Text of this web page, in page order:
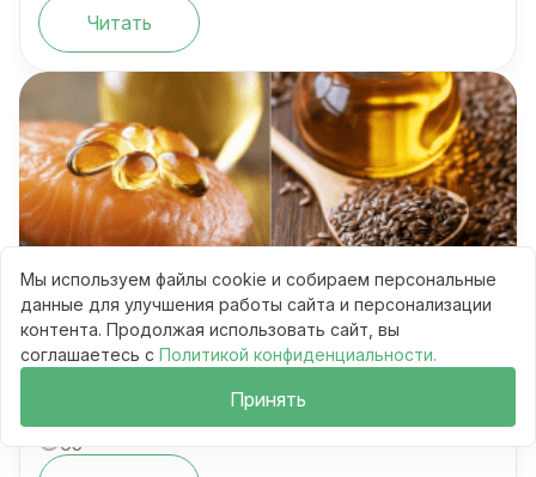
Читать
Рыбий жир vs льняное масло:
усваивается ли омега-3 и что выбрать
10 мин
65
Мы используем файлы cookie и собираем персональные
данные для улучшения работы сайта и персонализации
контента. Продолжая использовать сайт, вы
соглашаетесь с Политикой конфиденциальности.
Принять